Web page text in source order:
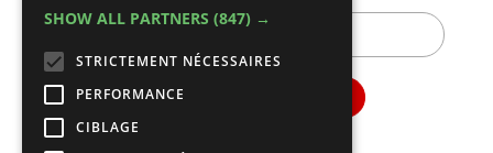
E-
SHOW ALL PARTNERS (847) →
STRICTEMENT NÉCESSAIRES
PERFORMANCE
CIBLAGE